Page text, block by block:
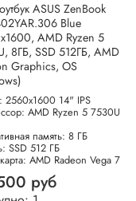
ASUS ZenBook
Blue
AMD Ryzen 5
8ГБ, SSD 512ГБ, AMD
Graphics, OS
2560x1600 14" IPS
AMD Ryzen 5 7530U
память: 8 ГБ
SSD 512 ГБ
AMD Radeon Vega 7
руб